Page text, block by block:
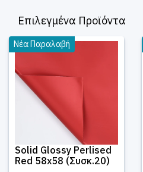
Επιλεγμένα Προϊόντα
Solid Glossy Perlised
Red 58x58 (Συσκ.20)
Νέα Παραλαβή